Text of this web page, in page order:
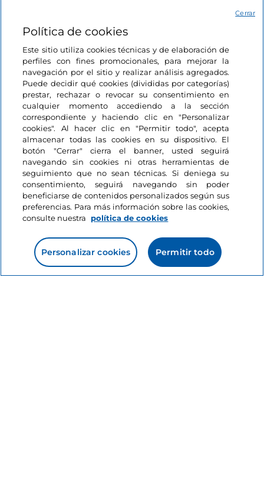
Museos y monumentos
Me gusta
El Museo de los Uffizi
Toscana, Florencia
Le puede interesar
Arte y cultura
El Carnaval histórico
de Bibbiena, donde la
paz y el amor apagan
una disputa medieval
Política de cookies
Este sitio utiliza cookies técnicas y de elaboración de
perfiles con fines promocionales, para mejorar la
navegación por el sitio y realizar análisis agregados.
Puede decidir qué cookies (divididas por categorías)
prestar, rechazar o revocar su consentimiento en
cualquier momento accediendo a la sección
correspondiente y haciendo clic en "Personalizar
cookies". Al hacer clic en "Permitir todo", acepta
almacenar todas las cookies en su dispositivo. El
botón "Cerrar" cierra el banner, usted seguirá
navegando sin cookies ni otras herramientas de
seguimiento que no sean técnicas. Si deniega su
consentimiento, seguirá navegando sin poder
beneficiarse de contenidos personalizados según sus
preferencias. Para más información sobre las cookies,
consulte nuestra
política de cookies
Personalizar cookies Permitir todo
Cerrar